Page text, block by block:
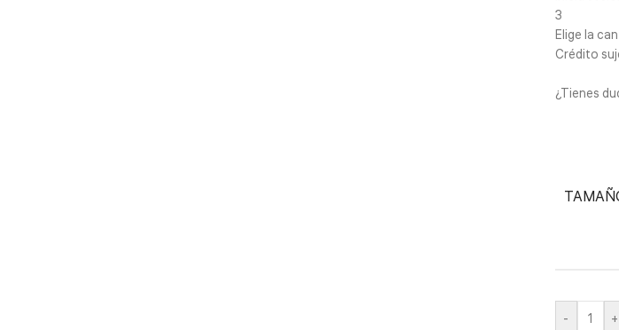
3
Elige la
Crédito
¿Tienes
- +